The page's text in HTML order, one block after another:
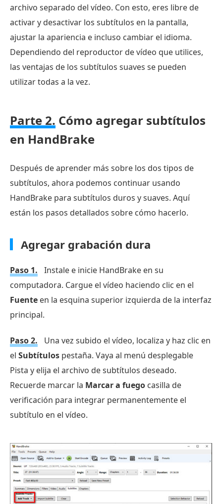
archivo separado del vídeo. Con esto, eres libre de
activar y desactivar los subtítulos en la pantalla,
ajustar la apariencia e incluso cambiar el idioma.
Dependiendo del reproductor de vídeo que utilices,
las ventajas de los subtítulos suaves se pueden
utilizar todas a la vez.
Parte 2. Cómo agregar subtítulos
en HandBrake
Después de aprender más sobre los dos tipos de
subtítulos, ahora podemos continuar usando
HandBrake para subtítulos duros y suaves. Aquí
están los pasos detallados sobre cómo hacerlo.
Agregar grabación dura
Paso 1.
Instale e inicie HandBrake en su
computadora. Cargue el vídeo haciendo clic en el
Fuente en la esquina superior izquierda de la interfaz
principal.
Paso 2.
Una vez subido el vídeo, localiza y haz clic en
el Subtítulos pestaña. Vaya al menú desplegable
Pista y elija el archivo de subtítulos deseado.
Recuerde marcar la Marcar a fuego casilla de
verificación para integrar permanentemente el
subtítulo en el vídeo.